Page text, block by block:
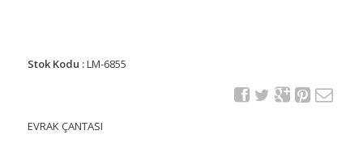
Stok Kodu :LM-6855
EVRAK ÇANTASI